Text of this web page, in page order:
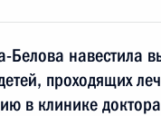
Белова навестила
проходящих
в клинике